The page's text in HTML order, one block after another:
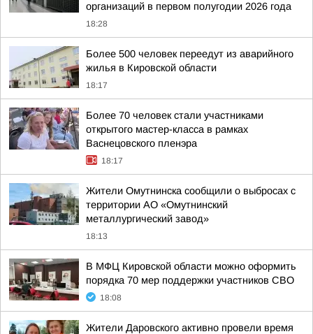
организаций в первом полугодии 2026 года
18:28
Более 500 человек переедут из аварийного
жилья в Кировской области
18:17
Более 70 человек стали участниками
открытого мастер-класса в рамках
Васнецовского пленэра
18:17
Жители Омутнинска сообщили о выбросах с
территории АО «Омутнинский
металлургический завод»
18:13
В МФЦ Кировской области можно оформить
порядка 70 мер поддержки участников СВО
18:08
Жители Даровского активно провели время